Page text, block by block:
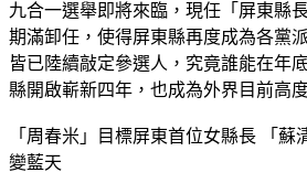
九合一選舉即將來臨，現任「屏東縣
期滿卸任，使得屏東縣再度成為各黨
皆已陸續敲定參選人，究竟誰能在年
縣開啟嶄新四年，也成為外界目前高
「周春米」目標屏東首位女縣長 「蘇
變藍天